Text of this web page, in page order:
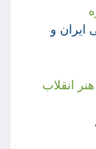
و
انقلاب